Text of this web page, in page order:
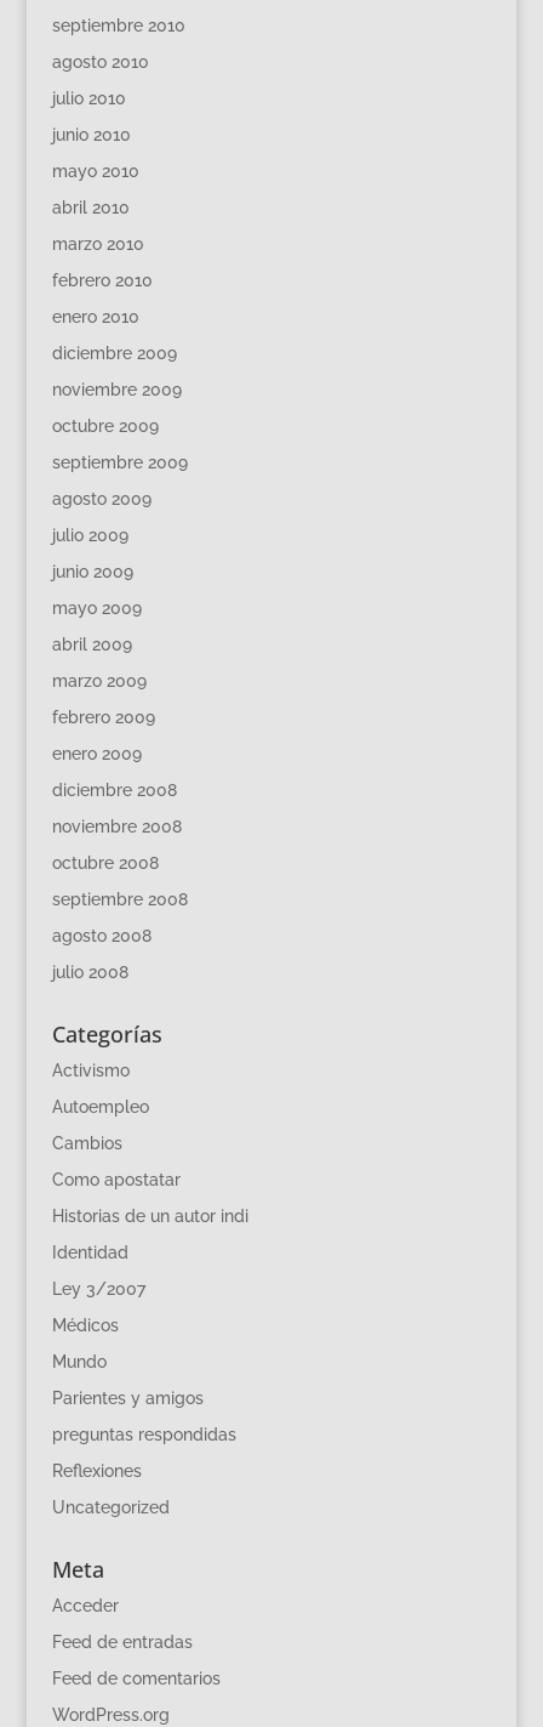
septiembre 2010
agosto 2010
julio 2010
junio 2010
mayo 2010
abril 2010
marzo 2010
febrero 2010
enero 2010
diciembre 2009
noviembre 2009
octubre 2009
septiembre 2009
agosto 2009
julio 2009
junio 2009
mayo 2009
abril 2009
marzo 2009
febrero 2009
enero 2009
diciembre 2008
noviembre 2008
octubre 2008
septiembre 2008
agosto 2008
julio 2008
Categorías
Activismo
Autoempleo
Cambios
Como apostatar
Historias de un autor indi
Identidad
Ley 3/2007
Médicos
Mundo
Parientes y amigos
preguntas respondidas
Reflexiones
Uncategorized
Meta
Acceder
Feed de entradas
Feed de comentarios
WordPress.org